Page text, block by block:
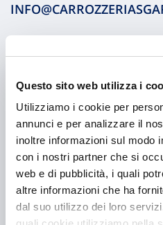
Questo sito web utilizza i
Utilizziamo i cookie per
annunci e per analizzare il
inoltre informazioni sul modo
con i nostri partner che si
web e di pubblicità, i quali
altre informazioni che ha
dal suo utilizzo dei loro
Chiama ora